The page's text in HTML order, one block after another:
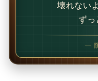
でも、
変わるこ
—